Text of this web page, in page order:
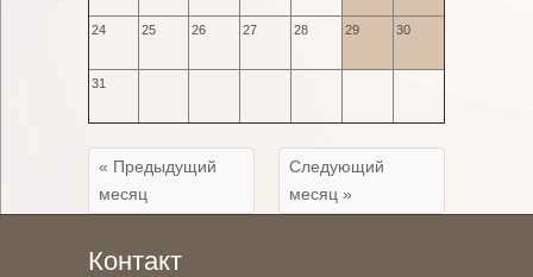
24 25 26 27 28 29 30
31
« Предыдущий
месяц
Следующий
месяц »
Контакт